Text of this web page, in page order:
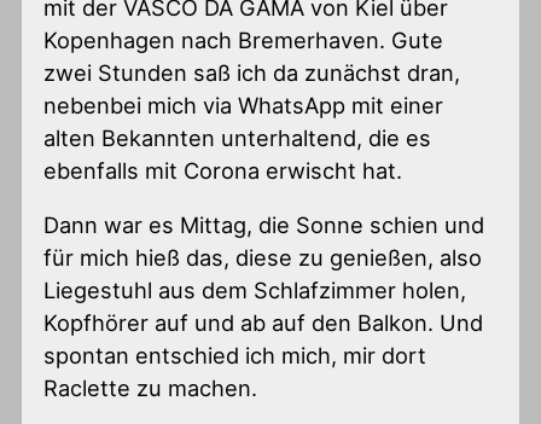
mit der VASCO DA GAMA von Kiel über
Kopenhagen nach Bremerhaven. Gute
zwei Stunden saß ich da zunächst dran,
nebenbei mich via WhatsApp mit einer
alten Bekannten unterhaltend, die es
ebenfalls mit Corona erwischt hat.
Dann war es Mittag, die Sonne schien und
für mich hieß das, diese zu genießen, also
Liegestuhl aus dem Schlafzimmer holen,
Kopfhörer auf und ab auf den Balkon. Und
spontan entschied ich mich, mir dort
Raclette zu machen.